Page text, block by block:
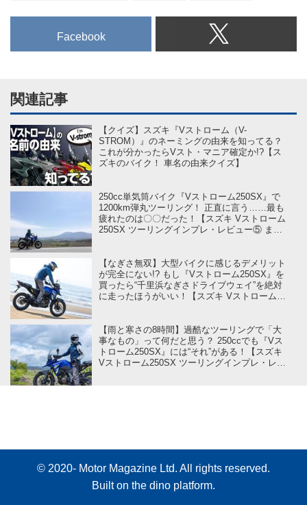
Facebook
関連記事
【クイズ】スズキ『Vストローム（V-
STROM）』のネーミングの由来を知ってる？
これが分かったらVスト・マニア確定か!?【ス
ズキのバイク！ 車名の由来クイズ】
250cc単気筒バイク『Vストローム250SX』で
1200km弾丸ツーリング！ 正直に言う……最も
疲れたのは〇〇だった！【スズキ Vストローム
250SX ツーリングインプレ・レビュー⑤ まと
【なぎさ無双】大型バイクに感じるデメリット
が完全にない!? もし『Vストローム250SX』を
買ったら“千里浜なぎさドライブウェイ”を絶対
に走ったほうがいい！【スズキ Vストローム
【雨と寒さの8時間】過酷なツーリングで「大
事なもの」って何だと思う？ 250ccでも『Vス
トローム250SX』には“それ”がある！【スズキ
Vストローム250SX ツーリングインプレ・レビ
© 2020- Motor Magazine Ltd. All rights reserved.
Built on the dino platform.